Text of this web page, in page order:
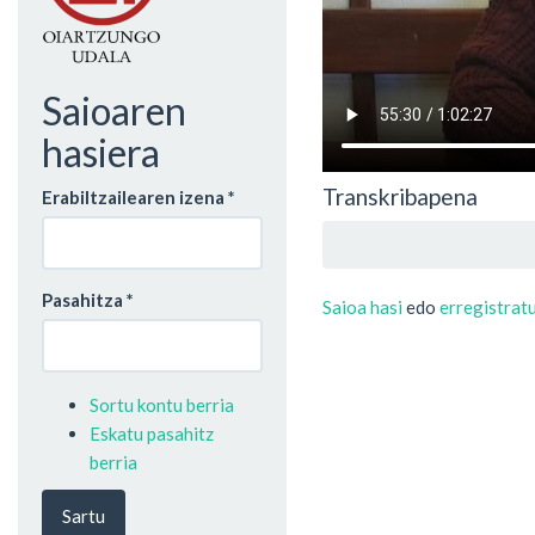
Saioaren
hasiera
Erabiltzailearen izena *
Pasahitza *
Sortu kontu berria
Eskatu pasahitz
berria
Sartu
Transkribapena
Saioa hasi edo erregistratu